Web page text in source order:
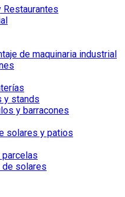
de maquinaria industrial
y stands
y barracones
solares y patios
solares